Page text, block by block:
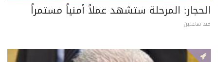
الحجار: المرحلة ستشهد عملاً أمنياً مستمراً
منذ ساعتين